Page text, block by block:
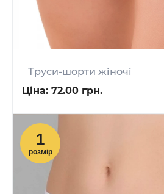
Труси-шорти жіночі
Ціна: 72.00 грн.